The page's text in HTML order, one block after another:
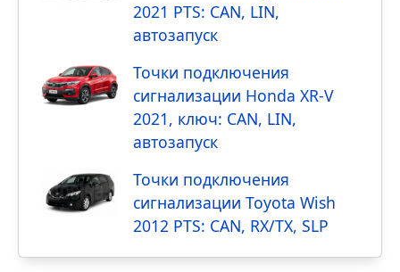
2021 PTS: CAN, LIN,
автозапуск
Точки подключения
сигнализации Honda XR-V
2021, ключ: CAN, LIN,
автозапуск
Точки подключения
сигнализации Toyota Wish
2012 PTS: CAN, RX/TX, SLP